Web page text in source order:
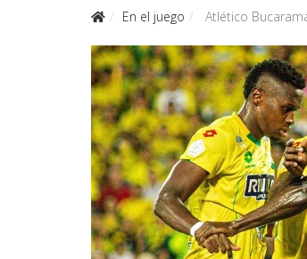
En el juego Atlético